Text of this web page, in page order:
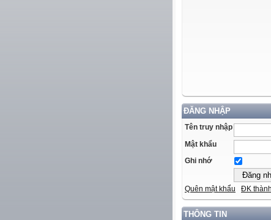
ĐĂNG NHẬP
Tên truy nhập
Mật khẩu
Ghi nhớ
Quên mật khẩu ĐK
THÔNG TIN